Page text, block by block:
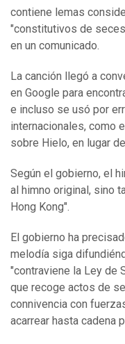
contiene lemas
"constitutivos de
en un comunicado.
La canción llegó a
en Google para
e incluso se usó por
internacionales, como
sobre Hielo, en lugar
Según el gobierno, el
al himno original, sino
Hong Kong".
El gobierno ha
melodía siga
"contraviene la Ley de
que recoge actos de
connivencia con
acarrear hasta cadena